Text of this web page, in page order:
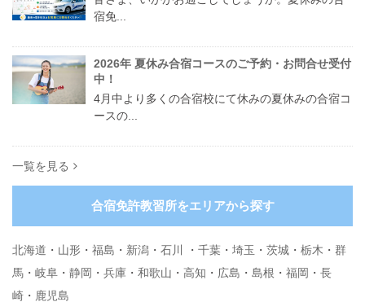
宿免...
2026年 夏休み合宿コースのご予約・お問合せ受付
中！
4月中より多くの合宿校にて休みの夏休みの合宿コ
ースの...
一覧を見る
合宿免許教習所をエリアから探す
北海道 ・ 山形 ・ 福島 ・ 新潟 ・ 石川 ・ 千葉 ・ 埼玉 ・ 茨城 ・ 栃木 ・ 群
馬 ・ 岐阜 ・ 静岡 ・ 兵庫 ・ 和歌山 ・ 高知 ・ 広島 ・ 島根 ・ 福岡 ・ 長
崎 ・ 鹿児島